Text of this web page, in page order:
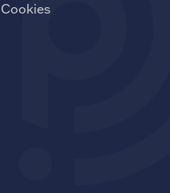
Cookies